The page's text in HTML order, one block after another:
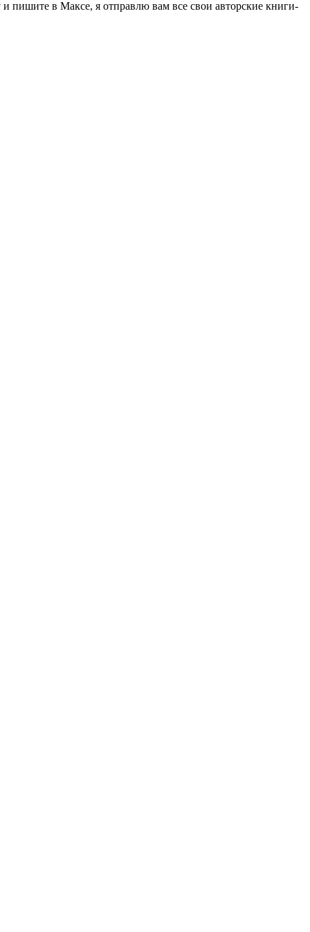
в Максе, я отправлю вам все свои авторские книги-